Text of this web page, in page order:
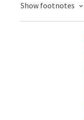
Show footnotes